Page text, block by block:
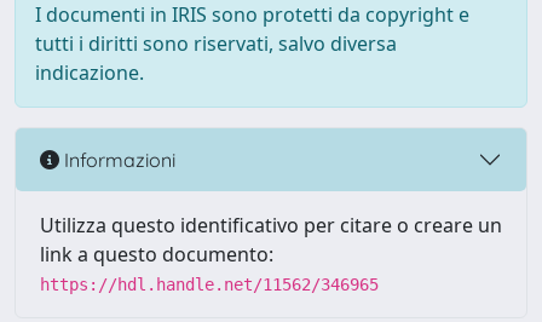
I documenti in IRIS sono protetti da copyright e
tutti i diritti sono riservati, salvo diversa
indicazione.
Informazioni
Utilizza questo identificativo per citare o creare un
link a questo documento:
https://hdl.handle.net/11562/346965